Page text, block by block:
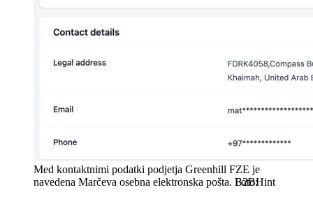
Med kontaktnimi podatki podjetja Greenhill FZE je
navedena Marčeva osebna elektronska pošta. B2BHint